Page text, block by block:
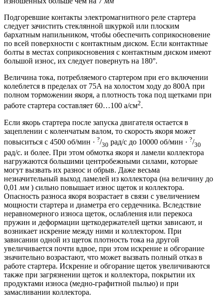
Подгоревшие контакты электромагнитного реле стартера
следует зачистить стеклянной шкуркой или плоским
бархатным напильником, чтобы обеспечить соприкосновение
по всей поверхности с контактным диском. Если контактные
болты в местах соприкосновения с контактным диском имеют
большой износ, их следует повернуть на 180°.
Величина тока, потребляемого стартером при его включении
колеблется в пределах от 75А на холостом ходу до 800А при
полном торможении якоря, а плотность тока под щетками при
работе стартера составляет 60…100 а/см2.
Если якорь стартера после запуска двигателя остается в
зацеплении с коленчатым валом, то скорость якоря может
повыситься с 4500 об/мин · ?/30 рад/с до 10000 об/мин · ?/30
рад/с. и более. При этом обмотка якоря и ламели коллектора
нагружаются большими центробежными силами, которые
могут вызвать их разнос и обрыв. Даже весьма
незначительный выход ламелей из коллектора (на величину до
0,01 мм ) сильно повышает износ щеток и коллектора.
Опасность разноса якоря возрастает в связи с увеличением
мощности стартера и диаметра его сердечника. Вследствие
неравномерного износа щеток, ослабления или перекоса
пружин и деформации щеткодержателей щетки зависают, и
возникает искрение между ними и коллектором. При
зависании одной из щеток плотность тока на другой
увеличивается почти вдвое, при этом искрение и обгорание
значительно возрастают, что может вызвать полный отказ в
работе стартера. Искрение и обгорание щеток увеличиваются
также при загрязнении щеток и коллектора, покрытии их
продуктами износа (медно-графитной пылью) и при
замасливании коллектора.